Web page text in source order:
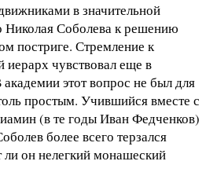
в значительной
Николая Соболева к решению
постриге. Стремление к
чувствовал еще в
этот вопрос не был для
простым. Учившийся вместе с
(в те годы Иван Федченков)
более всего терзался
он нелегкий монашеский